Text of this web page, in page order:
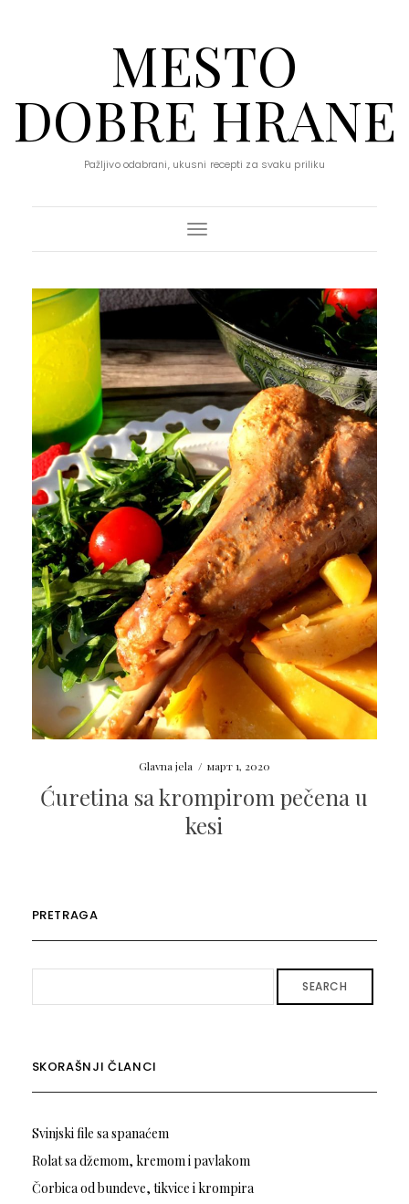
MESTO
DOBRE HRANE
Pažljivo odabrani, ukusni recepti za svaku priliku
Toggle Navigation
Glavna jela / март 1, 2020
Ćuretina sa krompirom pečena u
kesi
PRETRAGA
SEARCH
SKORAŠNJI ČLANCI
Svinjski file sa spanaćem
Rolat sa džemom, kremom i pavlakom
Čorbica od bundeve, tikvice i krompira